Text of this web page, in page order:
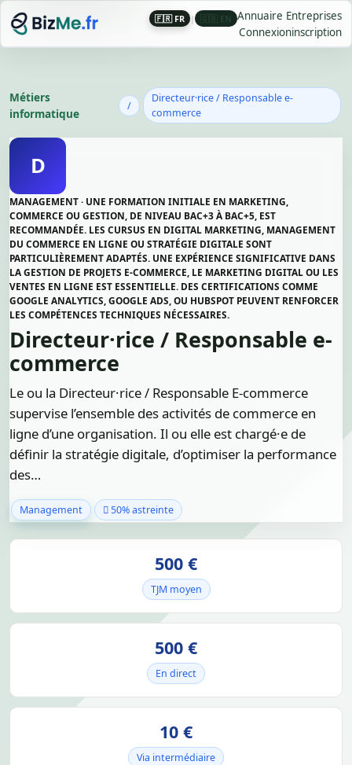
🇫🇷 FR |
Annuaire Entreprises
Connexioninscription
Métiers
informatique
/
Directeur·rice / Responsable e-
commerce
D
MANAGEMENT · UNE FORMATION INITIALE EN MARKETING,
COMMERCE OU GESTION, DE NIVEAU BAC+3 À BAC+5, EST
RECOMMANDÉE. LES CURSUS EN DIGITAL MARKETING, MANAGEMENT
DU COMMERCE EN LIGNE OU STRATÉGIE DIGITALE SONT
PARTICULIÈREMENT ADAPTÉS. UNE EXPÉRIENCE SIGNIFICATIVE DANS
LA GESTION DE PROJETS E-COMMERCE, LE MARKETING DIGITAL OU LES
VENTES EN LIGNE EST ESSENTIELLE. DES CERTIFICATIONS COMME
GOOGLE ANALYTICS, GOOGLE ADS, OU HUBSPOT PEUVENT RENFORCER
LES COMPÉTENCES TECHNIQUES NÉCESSAIRES.
Directeur·rice / Responsable e-
commerce
Le ou la Directeur·rice / Responsable E-commerce
supervise l’ensemble des activités de commerce en
ligne d’une organisation. Il ou elle est chargé·e de
définir la stratégie digitale, d’optimiser la performance
des…
Management 50% astreinte
500 €
TJM moyen
500 €
En direct
10 €
Via intermédiaire